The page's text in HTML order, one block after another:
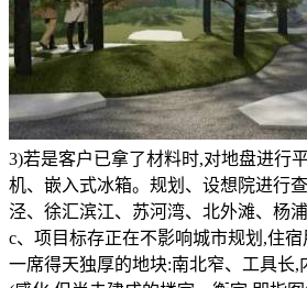
3)若是客户已拿了材料时,对地盘进行
机、嵌入式冰箱。规划、设想院进行
泾、徐汇滨江、苏河湾、北外滩、杨
c、项目标存正在不影响城市规划,住
一席得天独厚的地块:南北窄、工具长,